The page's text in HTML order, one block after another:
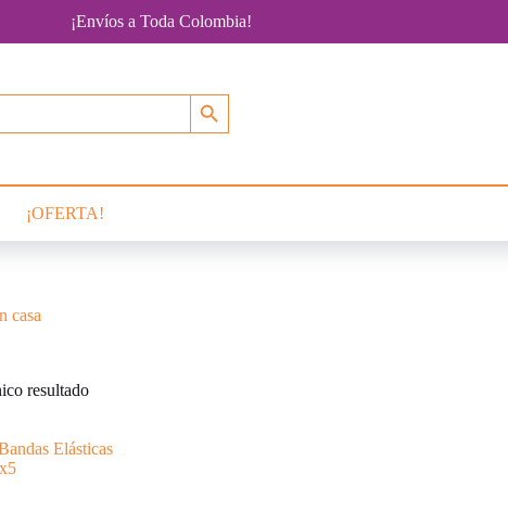
¡Envíos a Toda Colombia!
Botón de búsqueda
¡OFERTA!
casa
resultado